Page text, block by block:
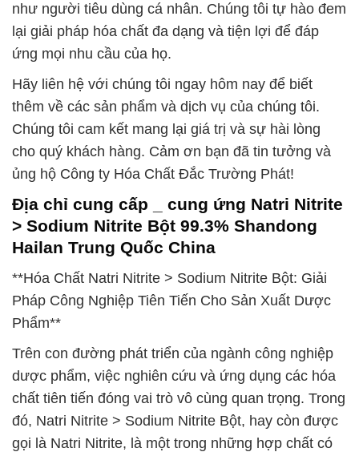
như người tiêu dùng cá nhân. Chúng tôi tự hào đem
lại giải pháp hóa chất đa dạng và tiện lợi để đáp
ứng mọi nhu cầu của họ.
Hãy liên hệ với chúng tôi ngay hôm nay để biết
thêm về các sản phẩm và dịch vụ của chúng tôi.
Chúng tôi cam kết mang lại giá trị và sự hài lòng
cho quý khách hàng. Cảm ơn bạn đã tin tưởng và
ủng hộ Công ty Hóa Chất Đắc Trường Phát!
Địa chỉ cung cấp _ cung ứng Natri Nitrite
> Sodium Nitrite Bột 99.3% Shandong
Hailan Trung Quốc China
**Hóa Chất Natri Nitrite > Sodium Nitrite Bột: Giải
Pháp Công Nghiệp Tiên Tiến Cho Sản Xuất Dược
Phẩm**
Trên con đường phát triển của ngành công nghiệp
dược phẩm, việc nghiên cứu và ứng dụng các hóa
chất tiên tiến đóng vai trò vô cùng quan trọng. Trong
đó, Natri Nitrite > Sodium Nitrite Bột, hay còn được
gọi là Natri Nitrite, là một trong những hợp chất có